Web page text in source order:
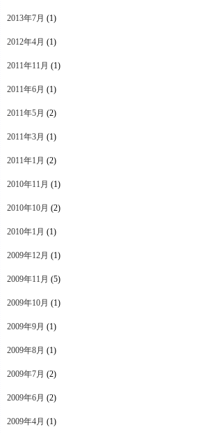
2013年7月 (1)
2012年4月 (1)
2011年11月 (1)
2011年6月 (1)
2011年5月 (2)
2011年3月 (1)
2011年1月 (2)
2010年11月 (1)
2010年10月 (2)
2010年1月 (1)
2009年12月 (1)
2009年11月 (5)
2009年10月 (1)
2009年9月 (1)
2009年8月 (1)
2009年7月 (2)
2009年6月 (2)
2009年4月 (1)